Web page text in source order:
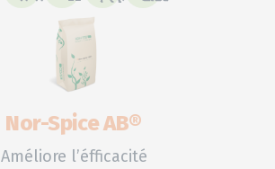
Nor-Spice AB®
Améliore l’éfficacité